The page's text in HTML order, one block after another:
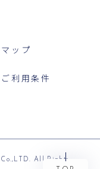
ップ
利用条件
All Rights